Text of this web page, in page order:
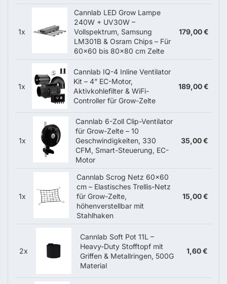
1x
Cannlab LED Grow Lampe
240W + UV30W –
Vollspektrum, Samsung
LM301B & Osram Chips – Für
60×60 bis 80×80 cm Zelte
179,00 €
1x
Cannlab IQ-4 Inline Ventilator
Kit – 4” EC-Motor,
Aktivkohlefilter & WiFi-
Controller für Grow-Zelte
189,00 €
1x
Cannlab 6-Zoll Clip-Ventilator
für Grow-Zelte – 10
Geschwindigkeiten, 330
CFM, Smart-Steuerung, EC-
Motor
35,00 €
1x
Cannlab Scrog Netz 60x60
cm – Elastisches Trellis-Netz
für Grow-Zelte,
höhenverstellbar mit
Stahlhaken
15,00 €
2x
Cannlab Soft Pot 11L –
Heavy-Duty Stofftopf mit
Griffen & Metallringen, 500G
Material
1,60 €